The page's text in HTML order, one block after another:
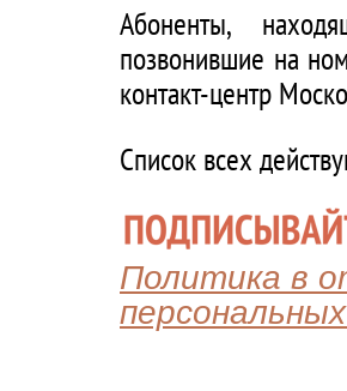
Абоненты,
позвонившие на
контакт-центр
Список всех
Политика в